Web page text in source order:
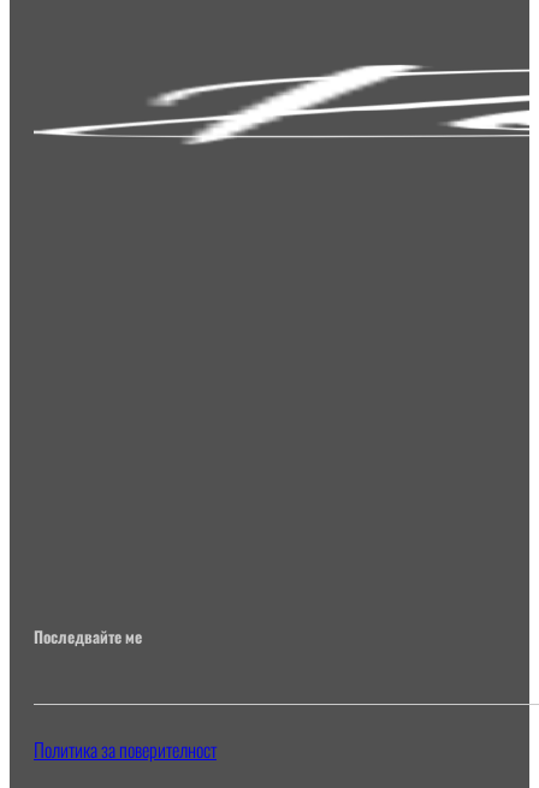
Последвайте ме
Политика за поверителност